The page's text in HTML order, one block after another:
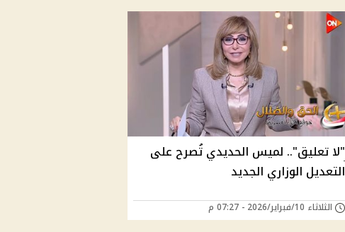
"لا تعليق".. لميس الحديدي تُصرح على
التعديل الوزاري الجديد
الثلاثاء 10/فبراير/2026 - 07:27 م